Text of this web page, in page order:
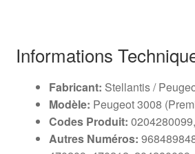
Informations
Fabricant: Stellantis /
Modèle: Peugeot 3008
Codes Produit:
Autres Numéros: